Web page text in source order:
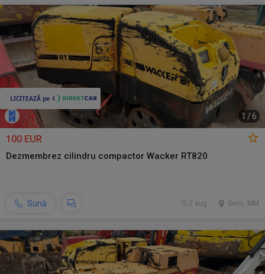
1 /6
100 EUR
Dezmembrez cilindru compactor Wacker RT820
Sună Seini, MM
2 aug.